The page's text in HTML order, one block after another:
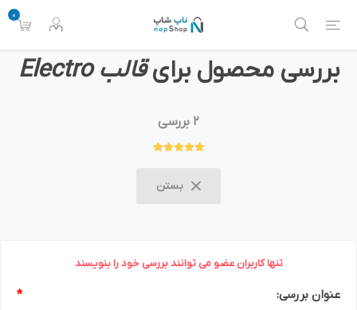
0
بررسی محصول برایقالب Electro
2 بررسی
بستن
تنها کاربران عضو می توانند بررسی خود را بنویسند
عنوان بررسی: *